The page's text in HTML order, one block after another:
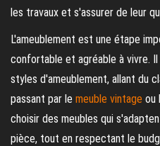
les travaux et s'assurer de leur
L'ameublement est une étape
confortable et agréable à vivre.
styles d'ameublement, allant du
passant par le meuble vintage ou
choisir des meubles qui
pièce, tout en respectant le